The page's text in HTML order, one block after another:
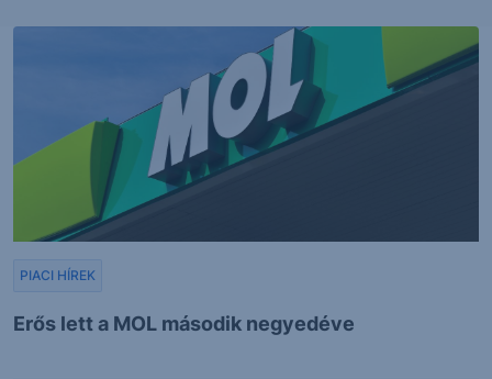
Erős lett a MOL második negyedéve
PIACI HÍREK